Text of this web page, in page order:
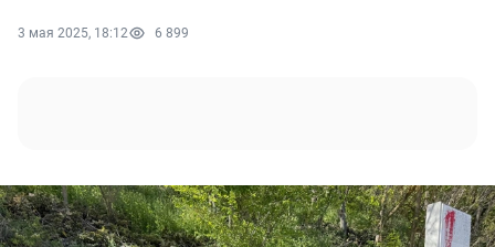
3 мая 2025, 18:12 6 899